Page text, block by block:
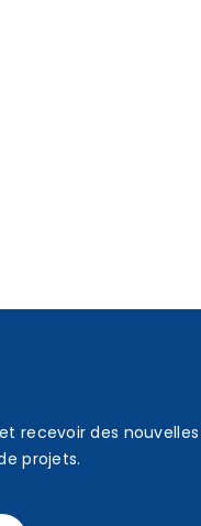
recevoir des
projets.